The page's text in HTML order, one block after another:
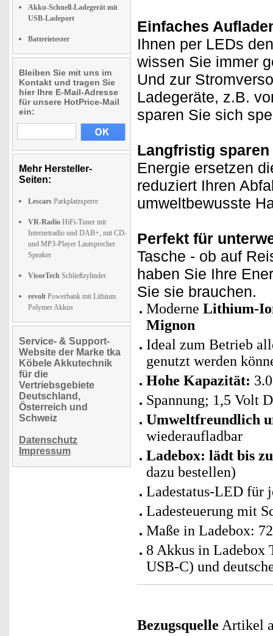
Akku-Schnell-Ladegerät mit
USB-Ladeport
Batterietester
Bleiben Sie mit uns im
Kontakt und tragen Sie
hier Ihre E-Mail-Adresse
für unsere HotPrice-Mail
ein:
Mehr Hersteller-
Seiten:
Lescars Parkplatzsperre
VR-Radio HiFi-Tuner mit
Internetradio und DAB+, mit CD-
und MP3-Player Lautsprecher
Speaker
VisorTech Schließzylinder
revolt Powerbank mit Lithium
Polymer Akkus
Service- & Support-
Website der Marke tka
Köbele Akkutechnik
für die
Vertriebsgebiete
Deutschland,
Österreich und
Schweiz
Datenschutz
Impressum
Einfaches
Ihnen per LEDs
wissen Sie immer
Und zur
Ladegeräte, z.B.
sparen Sie sich
Langfristig
Energie ersetzen
reduziert Ihren
umweltbewusste
Perfekt für
Tasche - ob auf
haben Sie Ihre
Sie sie brauchen.
Moderne Lithium-
Mignon
Ideal zum Betrieb
genutzt werden
Hohe Kapazität:
Spannung; 1,5 Volt
Umweltfreundlich
wiederaufladbar
Ladebox: lädt bis
dazu bestellen)
Ladestatus-LED für
Ladesteuerung mit
Maße in Ladebox:
8 Akkus in Ladebox
USB-C) und
Bezugsquelle Artikel